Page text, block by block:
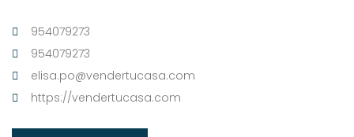
954079273
954079273
elisa.po@vendertucasa.com
https://vendertucasa.com